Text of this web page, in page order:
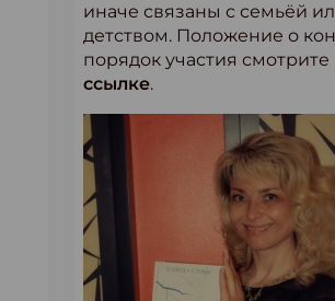
иначе связаны с семьёй
детством. Положение о
порядок участия смотрите
ссылке.